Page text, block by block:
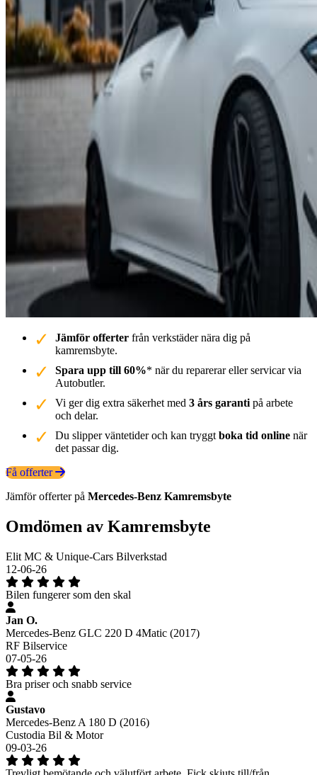
Jämför offerter från verkstäder nära dig på
kamremsbyte.
Spara upp till 60%* när du reparerar eller servicar via
Autobutler.
Vi ger dig extra säkerhet med 3 års garanti på arbete
och delar.
Du slipper väntetider och kan tryggt boka tid online när
det passar dig.
Få offerter
Jämför offerter på Mercedes-Benz Kamremsbyte
Omdömen av Kamremsbyte
Elit MC & Unique-Cars Bilverkstad
12-06-26
Bilen fungerer som den skal
Jan O.
Mercedes-Benz GLC 220 D 4Matic (2017)
RF Bilservice
07-05-26
Bra priser och snabb service
Gustavo
Mercedes-Benz A 180 D (2016)
Custodia Bil & Motor
09-03-26